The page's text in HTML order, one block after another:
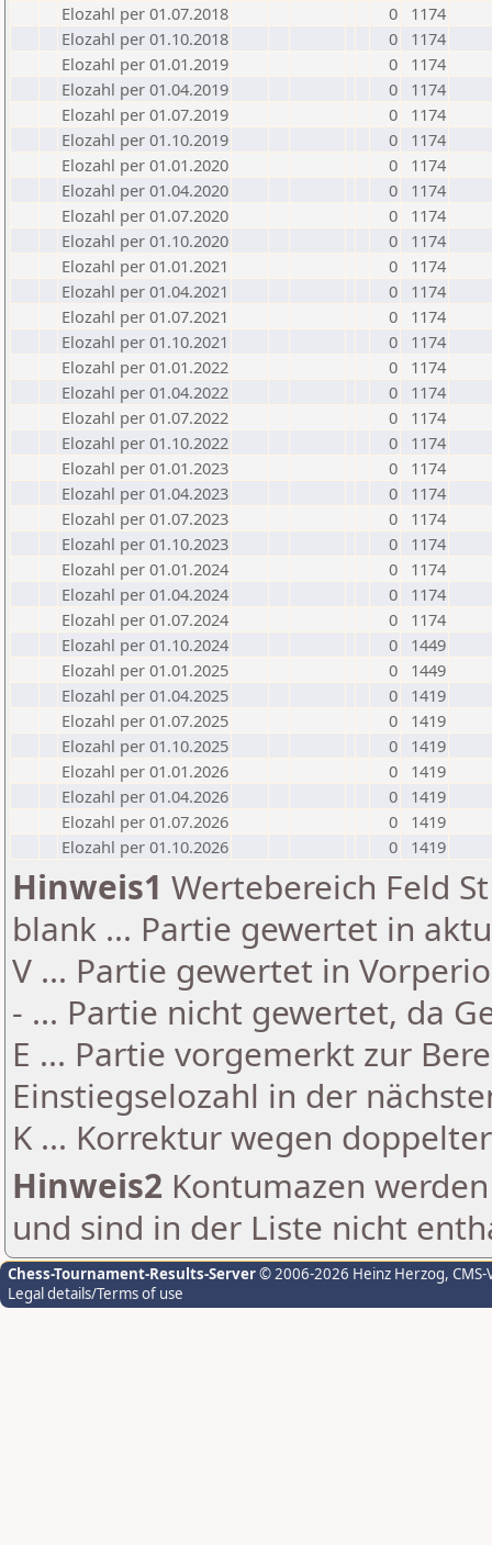
Elozahl per 01.07.2018
0
1174
Elozahl per 01.10.2018
0
1174
Elozahl per 01.01.2019
0
1174
Elozahl per 01.04.2019
0
1174
Elozahl per 01.07.2019
0
1174
Elozahl per 01.10.2019
0
1174
Elozahl per 01.01.2020
0
1174
Elozahl per 01.04.2020
0
1174
Elozahl per 01.07.2020
0
1174
Elozahl per 01.10.2020
0
1174
Elozahl per 01.01.2021
0
1174
Elozahl per 01.04.2021
0
1174
Elozahl per 01.07.2021
0
1174
Elozahl per 01.10.2021
0
1174
Elozahl per 01.01.2022
0
1174
Elozahl per 01.04.2022
0
1174
Elozahl per 01.07.2022
0
1174
Elozahl per 01.10.2022
0
1174
Elozahl per 01.01.2023
0
1174
Elozahl per 01.04.2023
0
1174
Elozahl per 01.07.2023
0
1174
Elozahl per 01.10.2023
0
1174
Elozahl per 01.01.2024
0
1174
Elozahl per 01.04.2024
0
1174
Elozahl per 01.07.2024
0
1174
Elozahl per 01.10.2024
0
1449
Elozahl per 01.01.2025
0
1449
Elozahl per 01.04.2025
0
1419
Elozahl per 01.07.2025
0
1419
Elozahl per 01.10.2025
0
1419
Elozahl per 01.01.2026
0
1419
Elozahl per 01.04.2026
0
1419
Elozahl per 01.07.2026
0
1419
Elozahl per 01.10.2026
0 1419
Hinweis1 Wertebereich Feld
blank ... Partie gewertet in
V ... Partie gewertet in
- ... Partie nicht gewertet, da
E ... Partie vorgemerkt zur
Einstiegselozahl in der
K ... Korrektur wegen
Hinweis2 Kontumazen
und sind in der Liste nicht
Chess-Tournament-Results-Server© 2006-2026 Heinz Herzog,
Legal details/Terms of use